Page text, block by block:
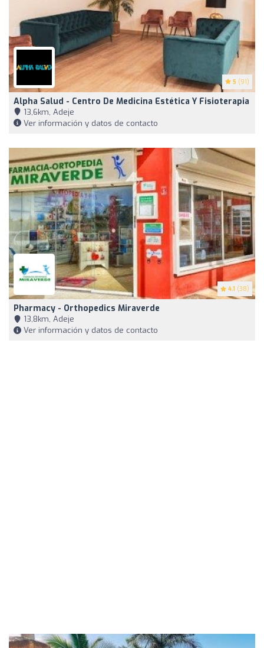
5 (91)
Alpha Salud - Centro De Medicina Estética Y Fisioterapia
13,6km, Adeje
Ver información y datos de contacto
4.1 (38)
Pharmacy - Orthopedics Miraverde
13,8km, Adeje
Ver información y datos de contacto